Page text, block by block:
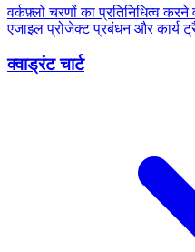
वर्कफ़्लो चरणों का प्रतिनिधित्व
एजाइल प्रोजेक्ट प्रबंधन और कार्य
क्वाड्रंट चार्ट